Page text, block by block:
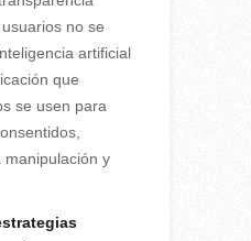
no se
artificial
que
se usen para
y